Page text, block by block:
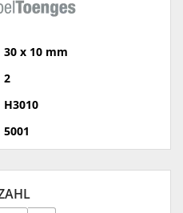
30 x 10 mm
2
H3010
5001